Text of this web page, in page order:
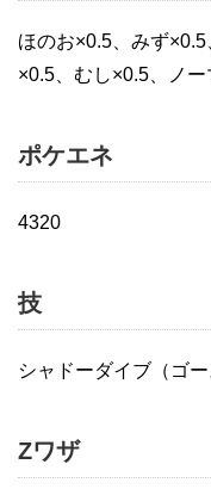
ほのお×0.5、みず
×0.5、むし×0.5、ノ
ポケエネ
4320
技
シャドーダイブ（ゴー
Zワザ